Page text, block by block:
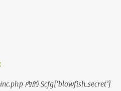
內的 $cfg[‘blowfish_secret’]